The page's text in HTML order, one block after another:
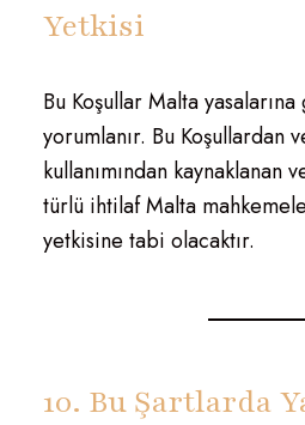
Yetkisi
Bu Koşullar Malta
yorumlanır. Bu Koşullardan
kullanımından
türlü ihtilaf Malta
yetkisine tabi olacaktır.
10. Bu Şartlarda